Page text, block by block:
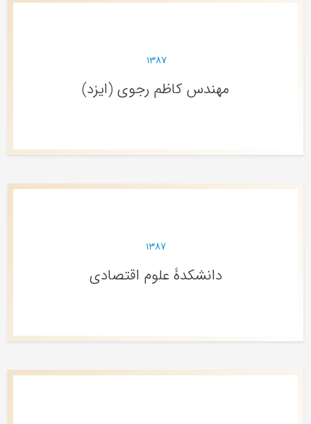
۱۳۸۷
مهندس کاظم رجوی (ایزد)
۱۳۸۷
دانشکدۀ علوم اقتصادی